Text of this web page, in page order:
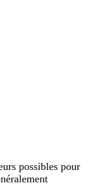
possibles pour